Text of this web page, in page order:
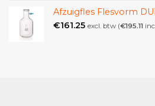
Afzuigfles Flesvorm
€161.25 excl. btw (€195.11